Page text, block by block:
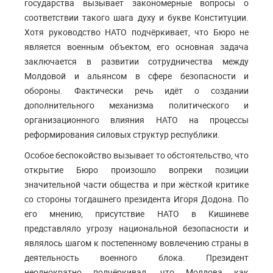
государства вызывает закономерные вопросы о
соответствии такого шага духу и букве Конституции.
Хотя руководство НАТО подчёркивает, что Бюро не
является военным объектом, его основная задача
заключается в развитии сотрудничества между
Молдовой и альянсом в сфере безопасности и
обороны. Фактически речь идёт о создании
дополнительного механизма политического и
организационного влияния НАТО на процессы
реформирования силовых структур республики.
Особое беспокойство вызывает то обстоятельство, что
открытие Бюро произошло вопреки позиции
значительной части общества и при жёсткой критике
со стороны тогдашнего президента Игоря Додона. По
его мнению, присутствие НАТО в Кишиневе
представляло угрозу национальной безопасности и
являлось шагом к постепенному вовлечению страны в
деятельность военного блока. Президент